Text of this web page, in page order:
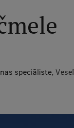
speciāliste,